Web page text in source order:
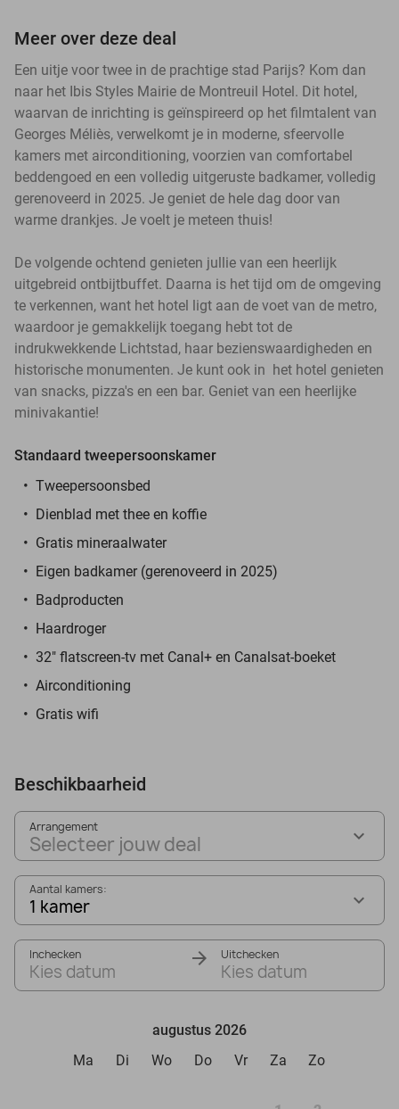
Meer over deze deal
Een uitje voor twee in de prachtige stad Parijs? Kom dan
naar het Ibis Styles Mairie de Montreuil Hotel. Dit hotel,
waarvan de inrichting is geïnspireerd op het filmtalent van
Georges Méliès, verwelkomt je in moderne, sfeervolle
kamers met airconditioning, voorzien van comfortabel
beddengoed en een volledig uitgeruste badkamer, volledig
gerenoveerd in 2025. Je geniet de hele dag door van
warme drankjes. Je voelt je meteen thuis!
De volgende ochtend genieten jullie van een heerlijk
uitgebreid ontbijtbuffet. Daarna is het tijd om de omgeving
te verkennen, want het hotel ligt aan de voet van de metro,
waardoor je gemakkelijk toegang hebt tot de
indrukwekkende Lichtstad, haar bezienswaardigheden en
historische monumenten. Je kunt ook in het hotel genieten
van snacks, pizza's en een bar. Geniet van een heerlijke
minivakantie!
Standaard tweepersoonskamer
Tweepersoonsbed
Dienblad met thee en koffie
Gratis mineraalwater
Eigen badkamer (gerenoveerd in 2025)
Badproducten
Haardroger
32" flatscreen-tv met Canal+ en Canalsat-boeket
Airconditioning
Gratis wifi
Beschikbaarheid
Arrangement
Selecteer jouw deal
Aantal kamers:
1 kamer
Inchecken
Kies datum
Uitchecken
Kies datum
augustus 2026
Ma
Di Wo Do Vr Za Zo